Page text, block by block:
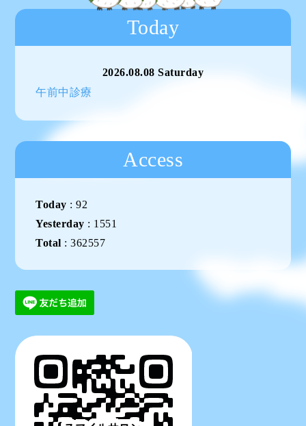
Today
2026.08.08 Saturday
午前中診療
Access
Today :92
Yesterday : 1551
Total :362557